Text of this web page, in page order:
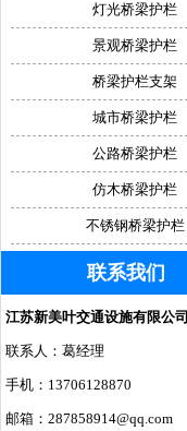
灯光桥梁护栏
景观桥梁护栏
桥梁护栏支架
城市桥梁护栏
公路桥梁护栏
仿木桥梁护栏
不锈钢桥梁护栏
联系我们
江苏新美叶交通设施有限公司
联系人：葛经理
手机：13706128870
邮箱：287858914@qq.com